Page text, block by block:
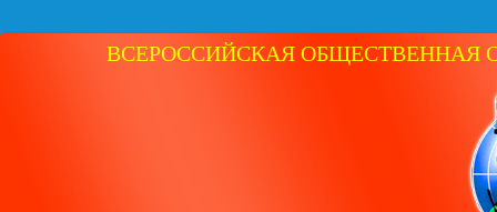
ВСЕРОССИЙСКАЯ ОБЩЕСТВЕННАЯ